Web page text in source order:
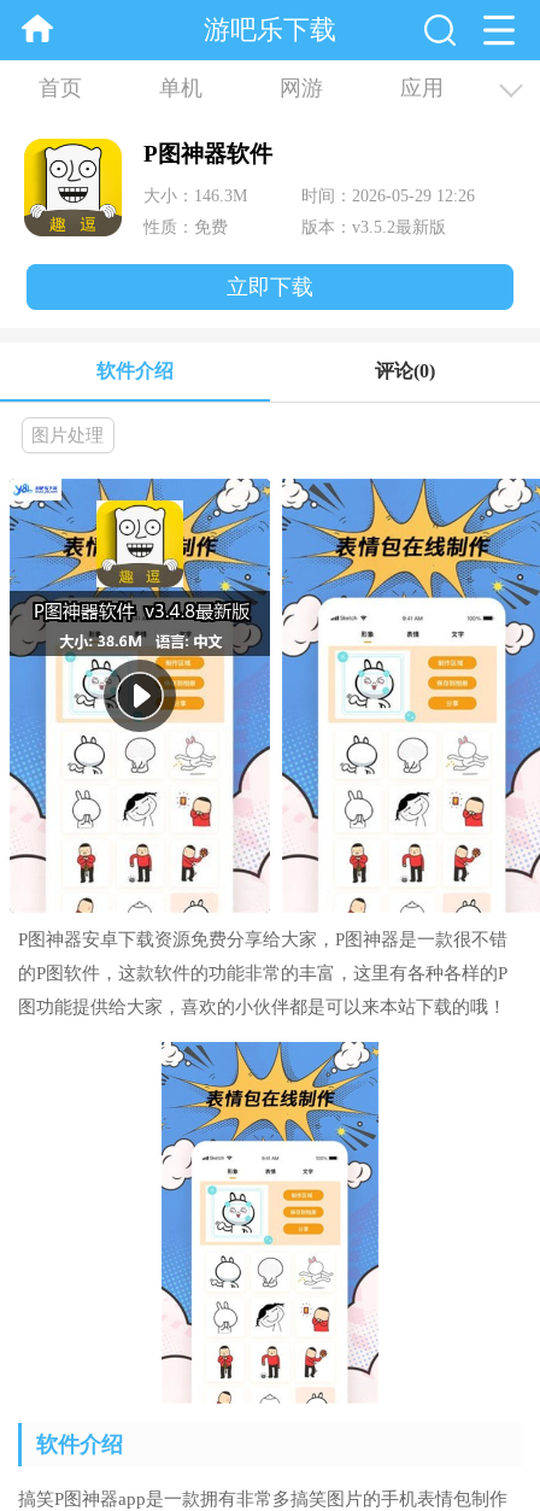
游吧乐下载
首页 单机 网游 应用
资讯 合集
P图神器软件
大小：146.3M
时间：2026-05-29 12:26
性质：免费
版本：v3.5.2最新版
立即下载
软件介绍 评论(0)
图片处理
P图神器安卓下载资源免费分享给大家，P图神器是一款很不错
的P图软件，这款软件的功能非常的丰富，这里有各种各样的P
图功能提供给大家，喜欢的小伙伴都是可以来本站下载的哦！
软件介绍
搞笑P图神器app是一款拥有非常多搞笑图片的手机表情包制作